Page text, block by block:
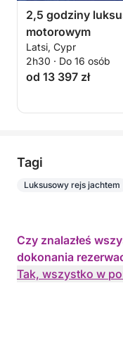
2,5 godziny
motorowym
Latsi, Cypr
2h30 · Do 16 osób
od 13 397 zł
Tagi
Luksusowy rejs jachtem
Czy znalazłeś
dokonania
Tak, wszystko w